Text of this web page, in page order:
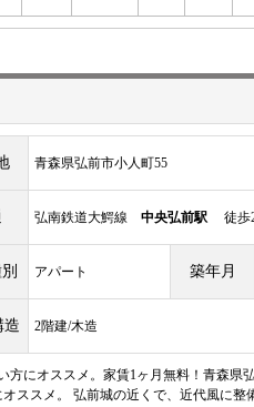
青森県弘前市小人町55
弘南鉄道大鰐線 中央弘前駅 徒歩
アパート 築年月
造 2階建/木造
にオススメ。家賃1ヶ月無料！青森県
ススメ。 弘前城の近くで、近代風に整